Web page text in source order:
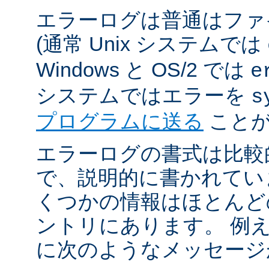
エラーログは普通はフ
(通常 Unix システムでは
Windows と OS/2 では
システムではエラーを
プログラムに送る こと
エラーログの書式は比
で、説明的に書かれて
くつかの情報はほとん
ントリにあります。 例
に次のようなメッセー